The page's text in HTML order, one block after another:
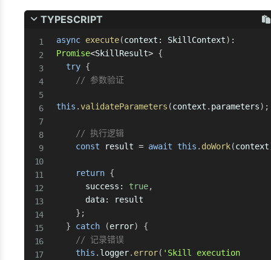
TYPESCRIPT
async execute(context : SkillContext) :
Promise<SkillResult> {
try {
// 参数验证
this .validateParameters (context . parameters) ;
// 执行逻辑
const result = await this . doWork(context
return {
      success
: true,
      data
:
result
} ;
}
catch (error)
{
// 记录错误
this . logger. error( 'Skill execution